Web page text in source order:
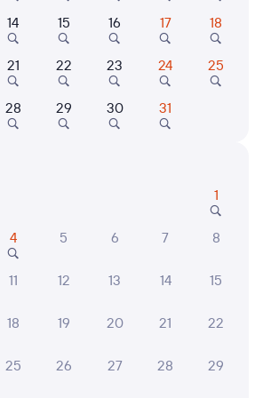
Выберите дату
Бологое
в Санкт-Петербург-Главн.
11:36
2 ч 6 м в пути
ближайшие: 7, 8, 9 августа Маршрут
Выберите дату
14 15 16 17 18
21 22 23 24 25
28 29 30 31
1
4 5 6 7 8
11 12 13 14 15
18 19 20 21 22
25 26 27 28 29